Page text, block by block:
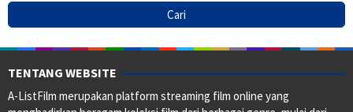
TENTANG WEBSITE
A-ListFilm merupakan platform streaming film online yang